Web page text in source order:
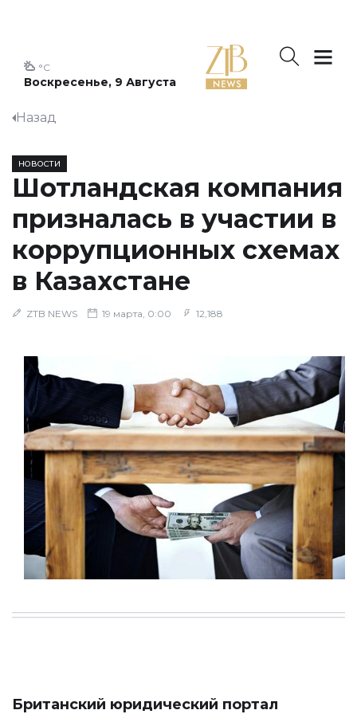
Воскресенье, 9 Августа
°C
Назад
НОВОСТИ
Шотландская компания
призналась в участии в
коррупционных схемах
в Казахстане
ZTB NEWS 19 марта, 0:00 12,188
Британский юридический портал